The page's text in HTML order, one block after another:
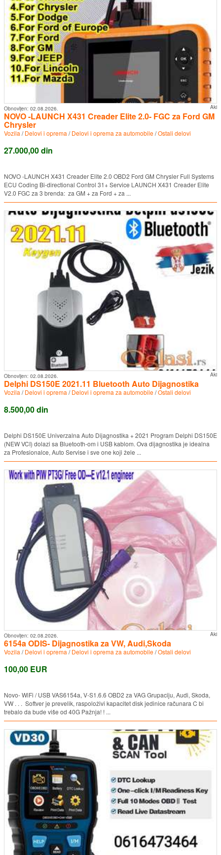
Aki
Obnovljen: 02.08.2026.
NOVO -LAUNCH X431 Creader Elite 2.0- FGC za Ford GM
Chrysler
Vozila /Delovi i oprema /Delovi i oprema za automobile/Ostali delovi
27.000,00 din
NOVO -LAUNCH X431 Creader Elite 2.0 OBD2 Ford GM Chrysler Full Systems
ECU Coding Bi-directional Control 31+ Service LAUNCH X431 Creader Elite
V2.0 FGC za 3 brenda: za GM + za Ford + za ...
Aki
Obnovljen: 02.08.2026.
Delphi DS150E 2021.11 Bluetooth Auto Dijagnostika
Vozila /Delovi i oprema /Delovi i oprema za automobile/Ostali delovi
8.500,00 din
Delphi DS150E Univerzalna Auto Dijagnostika + 2021 Program Delphi DS150E
(NEW VCI) dolazi sa Bluetooth-om i USB kablom. Ova dijagnostika je idealna
za Profesionalce, Auto Servise i sve one koji žele ...
Aki
Obnovljen: 02.08.2026.
6154a ODIS- Dijagnostika za VW, Audi,Skoda
Vozila /Delovi i oprema /Delovi i oprema za automobile/Ostali delovi
100,00 EUR
Novo- WiFi / USB VAS6154a, V-S1.6.6 OBD2 za VAG Grupaciju, Audi, Skoda,
VW . . . Softver je prevelik, raspoloživi kapacitet disk jedinice računara C bi
trebalo da bude više od 40G Pažnja! ! ...